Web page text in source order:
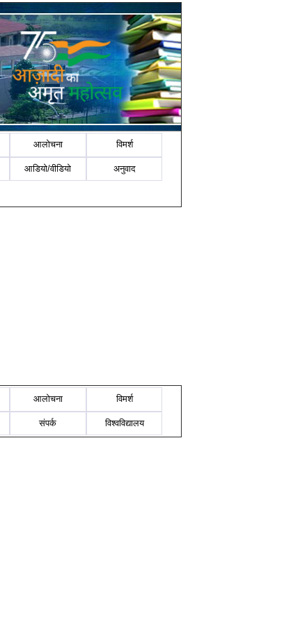
आलोचना विमर्श
आडियो/वीडियो अनुवाद
आलोचना विमर्श
संपर्क विश्वविद्यालय